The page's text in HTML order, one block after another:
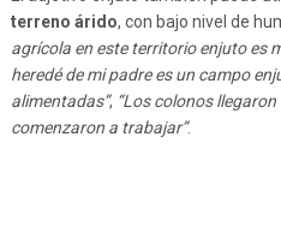
terreno árido, con bajo nivel de
agrícola en este territorio enjuto es
heredé de mi padre es un campo
alimentadas”, “Los colonos
comenzaron a trabajar”.